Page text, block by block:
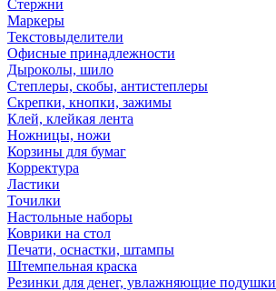
Стержни
Маркеры
Текстовыделители
Офисные принадлежности
Дыроколы, шило
Степлеры, скобы, антистеплеры
Скрепки, кнопки, зажимы
Клей, клейкая лента
Ножницы, ножи
Корзины для бумаг
Корректура
Ластики
Точилки
Настольные наборы
Коврики на стол
Печати, оснастки, штампы
Штемпельная краска
Резинки для денег, увлажняющие подушки